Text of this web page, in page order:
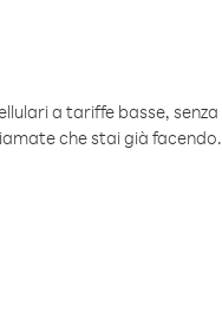
a tariffe basse, senza
che stai già facendo.